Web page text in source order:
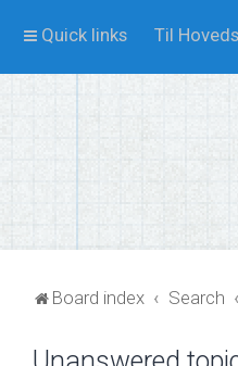
Quick links Til
Board index Search